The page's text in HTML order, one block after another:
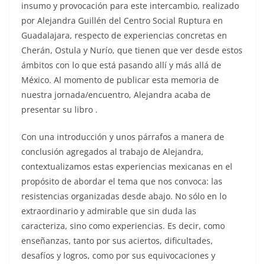
insumo y provocación para este intercambio, realizado
por Alejandra Guillén del Centro Social Ruptura en
Guadalajara, respecto de experiencias concretas en
Cherán, Ostula y Nurío, que tienen que ver desde estos
ámbitos con lo que está pasando allí y más allá de
México. Al momento de publicar esta memoria de
nuestra jornada/encuentro, Alejandra acaba de
presentar su libro .
Con una introducción y unos párrafos a manera de
conclusión agregados al trabajo de Alejandra,
contextualizamos estas experiencias mexicanas en el
propósito de abordar el tema que nos convoca: las
resistencias organizadas desde abajo. No sólo en lo
extraordinario y admirable que sin duda las
caracteriza, sino como experiencias. Es decir, como
enseñanzas, tanto por sus aciertos, dificultades,
desafíos y logros, como por sus equivocaciones y